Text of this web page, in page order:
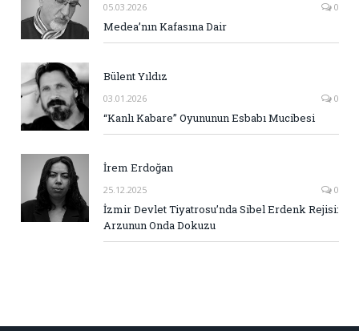
05.03.2026 0
Medea’nın Kafasına Dair
Bülent Yıldız
03.01.2026 0
“Kanlı Kabare” Oyununun Esbabı Mucibesi
İrem Erdoğan
25.12.2025 0
İzmir Devlet Tiyatrosu’nda Sibel Erdenk Rejisi:
Arzunun Onda Dokuzu